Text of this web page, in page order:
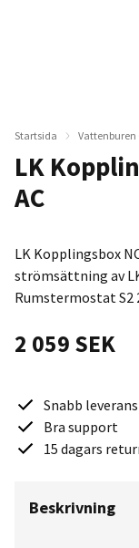
Startsida
LK
AC
LK Kopplingsbox
strömsättning av
Rumstermostat S2
2 059 SEK
Snabb leverans
Bra support
15 dagars
Beskrivning